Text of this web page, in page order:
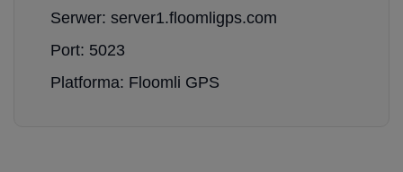
Serwer: server1.floomligps.com
Port: 5023
Platforma: Floomli GPS